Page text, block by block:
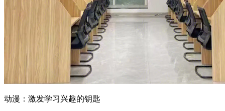
动漫：激发学习兴趣的钥匙